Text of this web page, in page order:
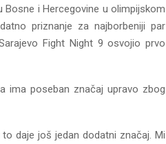
Bosne i Hercegovine u olimpijskom
priznanje za najborbeniji par
Fight Night 9 osvojio prvo
ima poseban značaj upravo zbog
daje još jedan dodatni značaj. Mi